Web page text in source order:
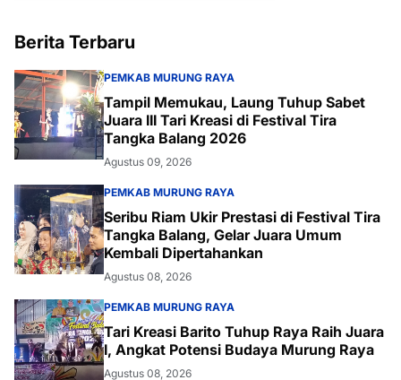
Berita Terbaru
PEMKAB MURUNG RAYA
Tampil Memukau, Laung Tuhup Sabet
Juara III Tari Kreasi di Festival Tira
Tangka Balang 2026
Agustus 09, 2026
PEMKAB MURUNG RAYA
Seribu Riam Ukir Prestasi di Festival Tira
Tangka Balang, Gelar Juara Umum
Kembali Dipertahankan
Agustus 08, 2026
PEMKAB MURUNG RAYA
Tari Kreasi Barito Tuhup Raya Raih Juara
I, Angkat Potensi Budaya Murung Raya
Agustus 08, 2026